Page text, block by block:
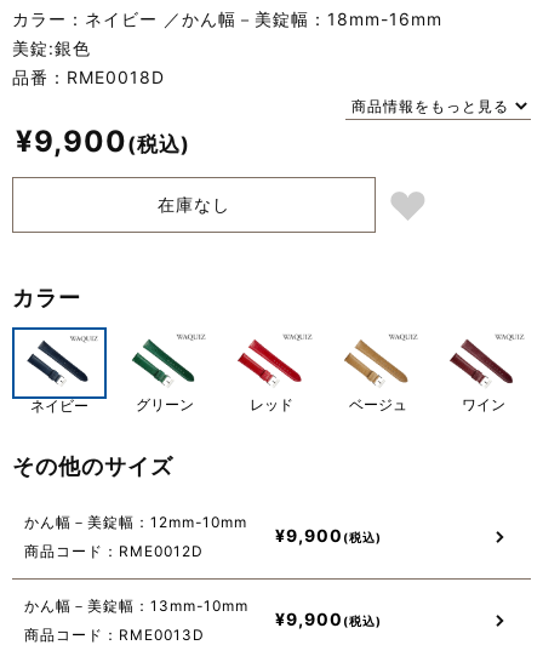
カラー：ネイビー
かん幅－美錠幅：18mm-16mm
美錠:銀色
品番： RME0018D
商品情報をもっと見る
¥9,900
在庫なし
カラー
ネイビー グリーン レッド ベージュ ワイン
その他のサイズ
かん幅－美錠幅：12mm-10mm
商品コード：RME0012D
¥9,900
かん幅－美錠幅：13mm-10mm
商品コード：RME0013D
¥9,900